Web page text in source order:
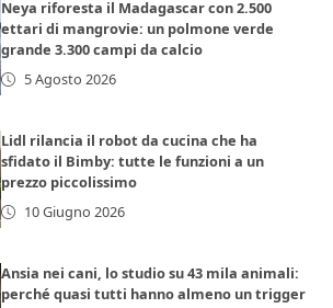
Neya riforesta il Madagascar con 2.500
ettari di mangrovie: un polmone verde
grande 3.300 campi da calcio
5 Agosto 2026
Lidl rilancia il robot da cucina che ha
sfidato il Bimby: tutte le funzioni a un
prezzo piccolissimo
10 Giugno 2026
Ansia nei cani, lo studio su 43 mila animali:
perché quasi tutti hanno almeno un trigger